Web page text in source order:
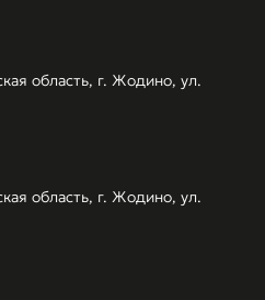
область, г. Жодино, ул.
область, г. Жодино, ул.